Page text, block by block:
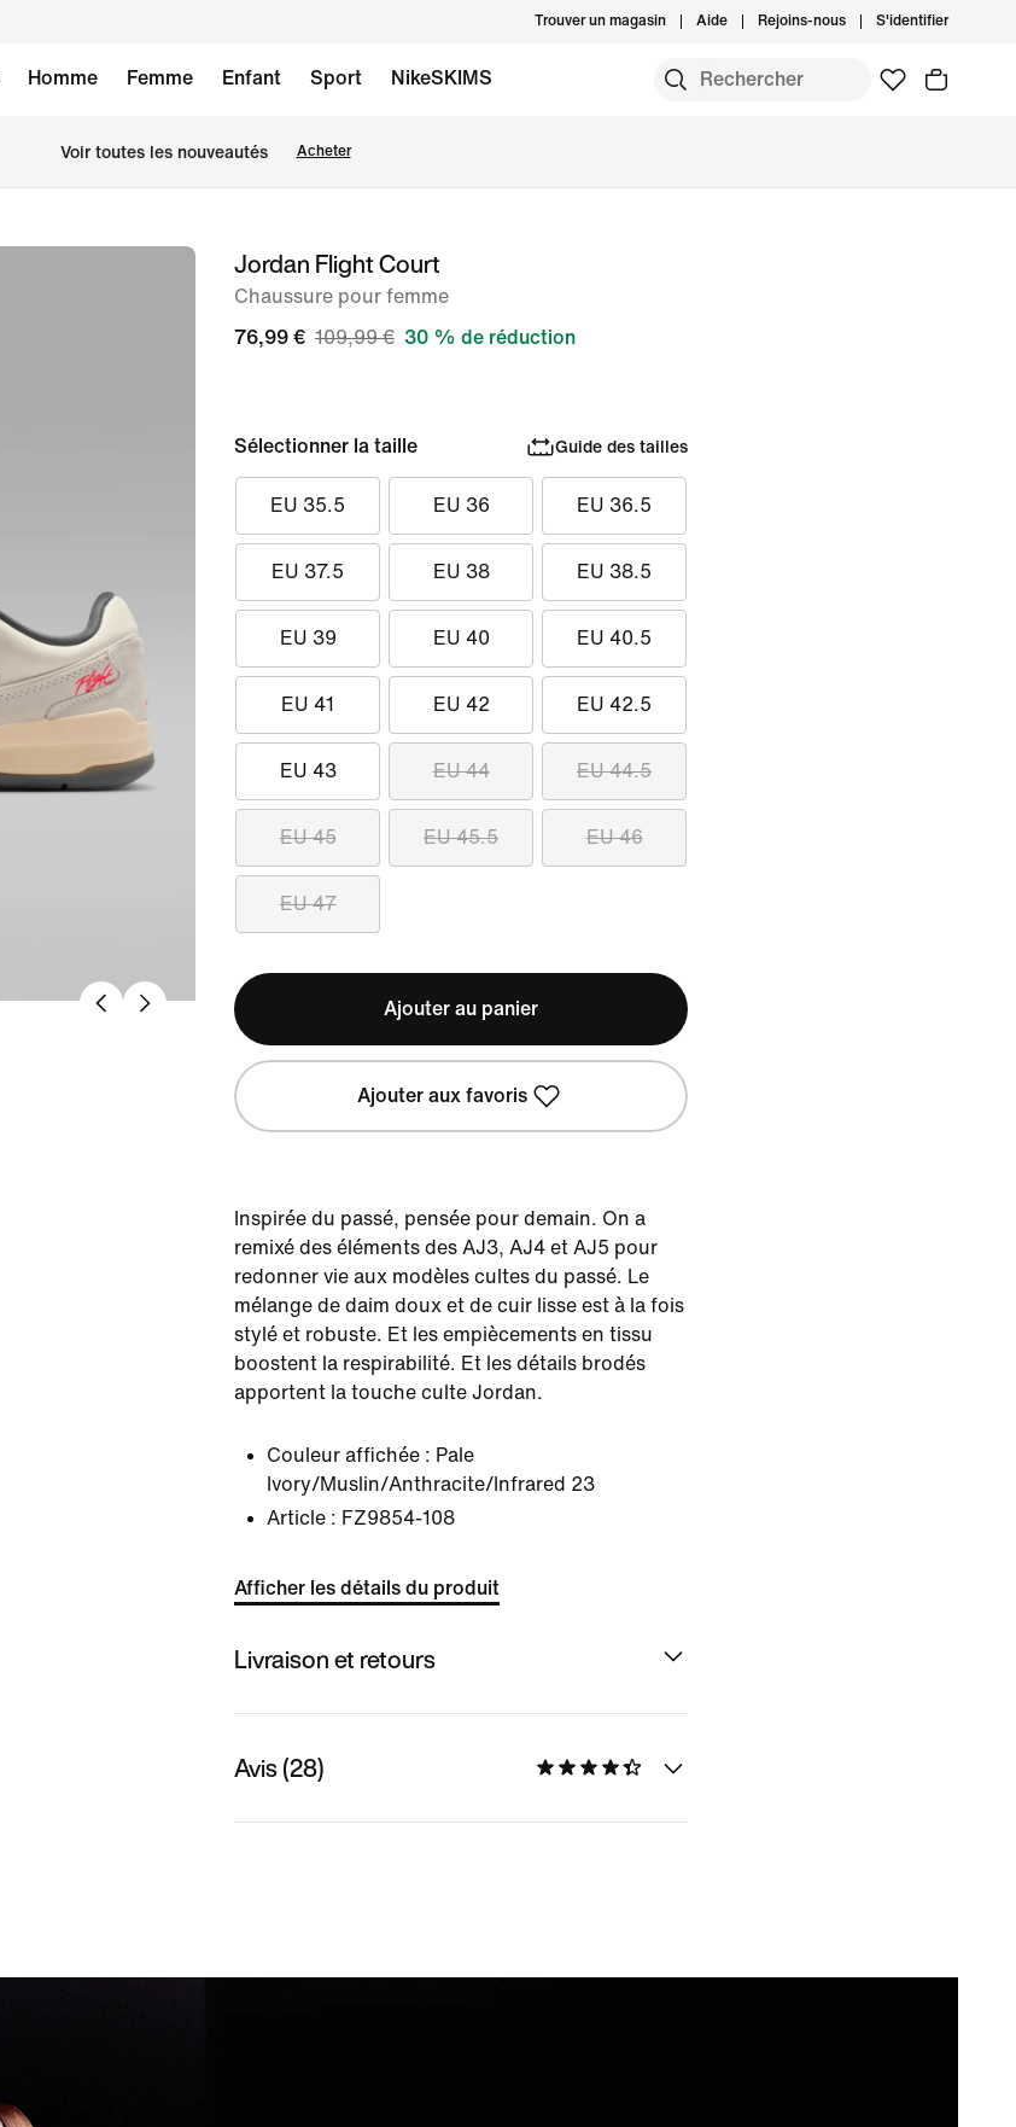
Trouver un magasin Aide Rejoins-nous S'identifier
Homme Femme Enfant Sport NikeSKIMS
Voir toutes les nouveautés Acheter
image 1Jordan Flight Court
Chaussure pour femme
76,99 € 109,99 € 30 % de réduction
Sélectionner la taille Guide des tailles
EU 35.5 EU 36 EU 36.5
EU 37.5 EU 38 EU 38.5
EU 39 EU 40 EU 40.5
EU 41 EU 42 EU 42.5
EU 43 EU 44 EU 44.5
EU 45 EU 45.5 EU 46
EU 47
Ajouter au panier
Ajouter aux favoris
Inspirée du passé, pensée pour demain. On a
remixé des éléments des AJ3, AJ4 et AJ5 pour
redonner vie aux modèles cultes du passé. Le
mélange de daim doux et de cuir lisse est à la fois
stylé et robuste. Et les empiècements en tissu
boostent la respirabilité. Et les détails brodés
apportent la touche culte Jordan.
Couleur affichée : Pale
Ivory/Muslin/Anthracite/Infrared 23
Article : FZ9854-108
Afficher les détails du produit
Livraison et retours
Avis (28)